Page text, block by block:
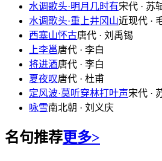
水调歌头·明月几时有宋代 · 苏
水调歌头·重上井冈山近现代 ·
西塞山怀古唐代 · 刘禹锡
上李邕唐代 · 李白
将进酒唐代 · 李白
夏夜叹唐代 · 杜甫
定风波·莫听穿林打叶声宋代 ·
咏雪南北朝 · 刘义庆
名句推荐更多>